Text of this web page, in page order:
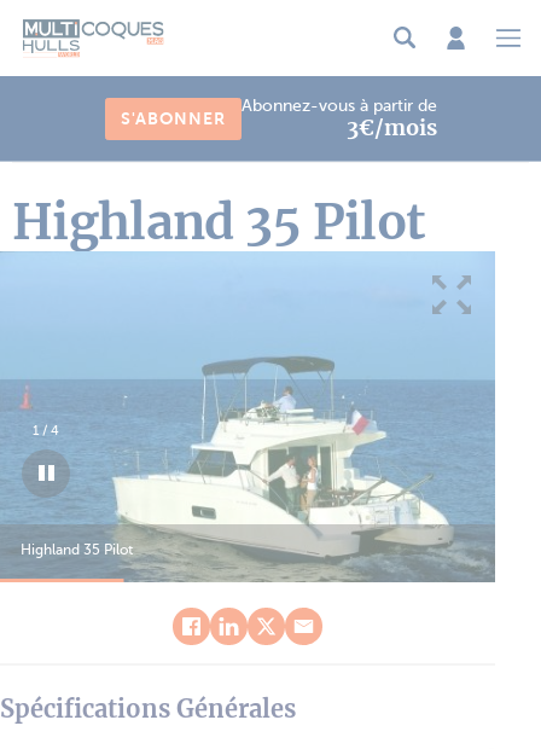
S'ABONNER
Abonnez-vous à partir de
3€/mois
Highland 35 Pilot
Highland 35 Pilot
1 / 4
Spécifications Générales